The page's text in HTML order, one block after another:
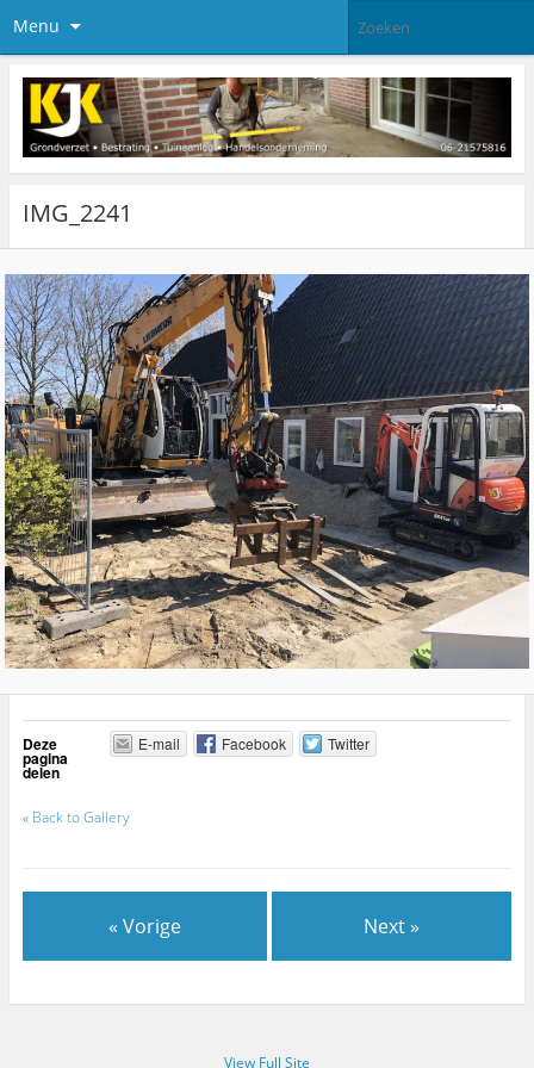
Menu
IMG_2241
Deze
pagina
delen
E-mail Facebook Twitter
« Back to Gallery
« Vorige Next »
View Full Site